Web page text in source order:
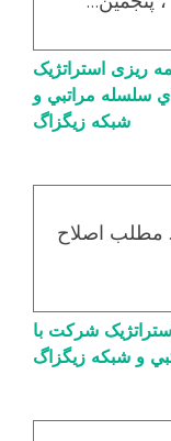
ریزی استراتژیک
سلسله مراتبي و
شبکه زیگزاگ
مطلب اصلاح
شرکت با
و شبکه زیگزاگ